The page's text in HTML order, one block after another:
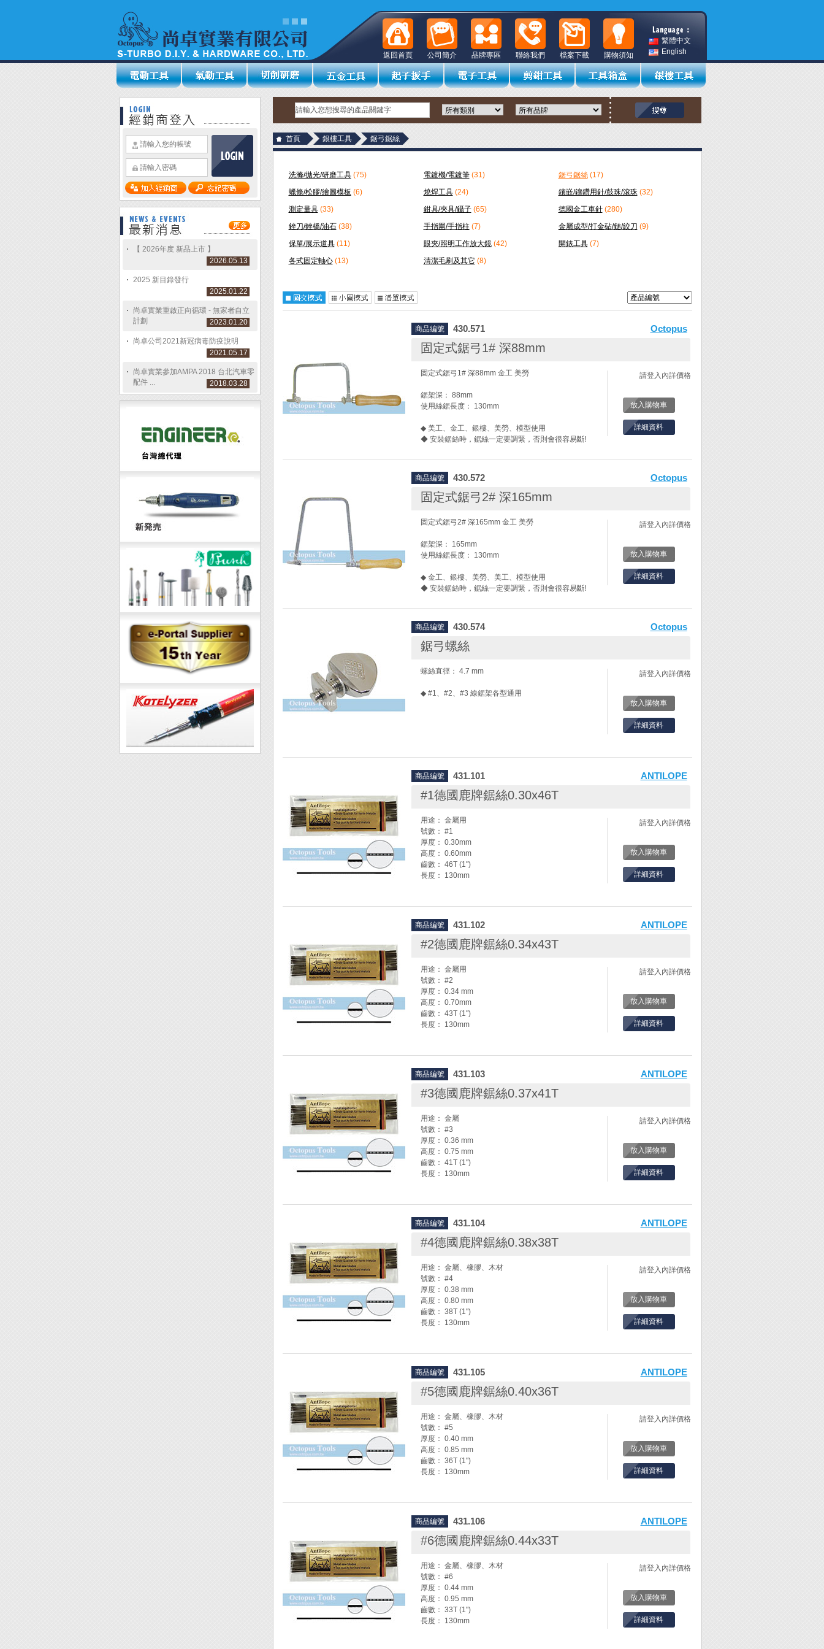
繁體中文
English
購物須知
檔案下載
聯絡我們
品牌專區
公司簡介
返回首頁
【 2026年度 新品上市 】
2026.05.13
2025 新目錄發行
2025.01.22
尚卓實業重啟正向循環 - 無家者自立
計劃
2023.01.20
尚卓公司2021新冠病毒防疫說明
2021.05.17
尚卓實業參加AMPA 2018 台北汽車零
配件 ...
2018.03.28
首頁 銀樓工具 鋸弓鋸絲
洗滌/拋光/研磨工具 (75) 電鍍機/電鍍筆 (31) 鋸弓鋸絲 (17)
蠟條/松膠/繪圖模板 (6) 燒焊工具 (24) 鑲嵌/鑲鑽用針/鼓珠/滾珠 (32)
測定量具 (33) 鉗具/夾具/鑷子 (65) 德國金工車針 (280)
銼刀/銼橋/油石 (38) 手指圍/手指柱 (7) 金屬成型/打金砧/鎚/絞刀 (9)
保單/展示道具 (11) 眼夾/照明工作放大鏡 (42) 開錶工具 (7)
各式固定軸心 (13) 清潔毛刷及其它 (8)
Octopus
商品編號 430.571
固定式鋸弓1# 深88mm
固定式鋸弓1# 深88mm 金工 美勞
鋸架深： 88mm
使用絲鋸長度： 130mm
◆ 美工、金工、銀樓、美勞、模型使用
◆ 安裝鋸絲時，鋸絲一定要調緊，否則會很容易斷!
鋸絲安裝方法:
1.先將活動鋸弓調整到配合鋸絲長度的間距。(固定式鋸
弓則不需調整)
2.鬆開鋸弓上下端的固定螺絲。
3.將鋸絲(條)放入鋸弓上下端鐵片處夾入。
4.將鋸弓手柄抵在胸肩處，稍微往前壓。
5.調整鋸絲位置，並鎖緊鋸弓上下端的固定螺絲。
7.待螺絲旋緊後，即可放鬆手部姿勢。此時鋸弓會自然
擴張，鋸條會自然繃緊。
8.可撥動鋸絲來辨認鬆緊度，聲音越清脆表示鋸絲越緊
繃。
請登入內詳價格
放入購物車
詳細資料
Octopus
商品編號 430.572
固定式鋸弓2# 深165mm
固定式鋸弓2# 深165mm 金工 美勞
鋸架深： 165mm
使用絲鋸長度： 130mm
◆ 金工、銀樓、美勞、美工、模型使用
◆ 安裝鋸絲時，鋸絲一定要調緊，否則會很容易斷!
鋸絲安裝方法:
1.先將活動鋸弓調整到配合鋸絲長度的間距。(固定式鋸
弓則不需調整)
2.鬆開鋸弓上下端的固定螺絲。
3.將鋸絲(條)放入鋸弓上下端鐵片處夾入。
4.將鋸弓手柄抵在胸肩處，稍微往前壓。
5.調整鋸絲位置，並鎖緊鋸弓上下端的固定螺絲。
7.待螺絲旋緊後，即可放鬆手部姿勢。此時鋸弓會自然
擴張，鋸條會自然繃緊。
請登入內詳價格
放入購物車
詳細資料
Octopus
商品編號 430.574
鋸弓螺絲
螺絲直徑： 4.7 mm
◆ #1、#2、#3 線鋸架各型通用
請登入內詳價格
放入購物車
詳細資料
ANTILOPE
商品編號 431.101
#1德國鹿牌鋸絲0.30x46T
用途： 金屬用
號數： #1
厚度： 0.30mm
高度： 0.60mm
齒數： 46T (1")
長度： 130mm
◆ 安裝鋸條時，鋸條一定要調緊，否則會很容易斷!
鋸絲安裝方法:
1.先將活動鋸弓調整到配合鋸絲長度的間距。(固定式鋸
弓則不需調整)
2.鬆開鋸弓上下端的固定螺絲。
3.將鋸絲(條)放入鋸弓上下端鐵片處夾入。
4.將鋸弓手柄抵在胸肩處，稍微往前壓。
5.調整鋸絲位置，並鎖緊鋸弓上下端的固定螺絲。
6.待螺絲旋緊後，即可放鬆手部姿勢。此時鋸弓會自然
擴張，鋸條會自然繃緊。
7.可撥動鋸絲來辨認鬆緊度，聲音越清脆表示鋸絲越緊
請登入內詳價格
放入購物車
詳細資料
ANTILOPE
商品編號 431.102
#2德國鹿牌鋸絲0.34x43T
用途： 金屬用
號數： #2
厚度： 0.34 mm
高度： 0.70mm
齒數： 43T (1")
長度： 130mm
◆ 安裝鋸條時，鋸條一定要調緊，否則會很容易斷!
鋸絲安裝方法:
1.先將活動鋸弓調整到配合鋸絲長度的間距。(固定式鋸
弓則不需調整)
2.鬆開鋸弓上下端的固定螺絲。
3.將鋸絲(條)放入鋸弓上下端鐵片處夾入。
4.將鋸弓手柄抵在胸肩處，稍微往前壓。
5.調整鋸絲位置，並鎖緊鋸弓上下端的固定螺絲。
6.待螺絲旋緊後，即可放鬆手部姿勢。此時鋸弓會自然
擴張，鋸條會自然繃緊。
7.可撥動鋸絲來辨認鬆緊度，聲音越清脆表示鋸絲越緊
請登入內詳價格
放入購物車
詳細資料
ANTILOPE
商品編號 431.103
#3德國鹿牌鋸絲0.37x41T
用途： 金屬
號數： #3
厚度： 0.36 mm
高度： 0.75 mm
齒數： 41T (1")
長度： 130mm
◆ 安裝鋸條時，鋸條一定要調緊，否則會很容易斷!
鋸絲安裝方法:
1.先將活動鋸弓調整到配合鋸絲長度的間距。(固定式鋸
弓則不需調整)
2.鬆開鋸弓上下端的固定螺絲。
3.將鋸絲(條)放入鋸弓上下端鐵片處夾入。
4.將鋸弓手柄抵在胸肩處，稍微往前壓。
5.調整鋸絲位置，並鎖緊鋸弓上下端的固定螺絲。
6.待螺絲旋緊後，即可放鬆手部姿勢。此時鋸弓會自然
擴張，鋸條會自然繃緊。
7.可撥動鋸絲來辨認鬆緊度，聲音越清脆表示鋸絲越緊
請登入內詳價格
放入購物車
詳細資料
ANTILOPE
商品編號 431.104
#4德國鹿牌鋸絲0.38x38T
用途： 金屬、橡膠、木材
號數： #4
厚度： 0.38 mm
高度： 0.80 mm
齒數： 38T (1")
長度： 130mm
◆ 安裝鋸條時，鋸條一定要調緊，否則會很容易斷!
鋸絲安裝方法：
1.先將活動鋸弓調整到配合鋸絲長度的間距。(固定式鋸
弓則不需調整)
2.鬆開鋸弓上下端的固定螺絲。
3.將鋸絲(條)放入鋸弓上下端鐵片處夾入。
4.將鋸弓手柄抵在胸肩處，稍微往前壓。
5.調整鋸絲位置，並鎖緊鋸弓上下端的固定螺絲。
6.待螺絲旋緊後，即可放鬆手部姿勢。此時鋸弓會自然
擴張，鋸條會自然繃緊。
請登入內詳價格
放入購物車
詳細資料
ANTILOPE
商品編號 431.105
#5德國鹿牌鋸絲0.40x36T
用途： 金屬、橡膠、木材
號數： #5
厚度： 0.40 mm
高度： 0.85 mm
齒數： 36T (1")
長度： 130mm
◆ 安裝鋸條時，鋸條一定要調緊，否則會很容易斷!
鋸絲安裝方法:
1.先將活動鋸弓調整到配合鋸絲長度的間距。(固定式鋸
弓則不需調整)
2.鬆開鋸弓上下端的固定螺絲。
3.將鋸絲(條)放入鋸弓上下端鐵片處夾入。
4.將鋸弓手柄抵在胸肩處，稍微往前壓。
5.調整鋸絲位置，並鎖緊鋸弓上下端的固定螺絲。
6.待螺絲旋緊後，即可放鬆手部姿勢。此時鋸弓會自然
擴張，鋸條會自然繃緊。
7.可撥動鋸絲來辨認鬆緊度，聲音越清脆表示鋸絲越緊
請登入內詳價格
放入購物車
詳細資料
ANTILOPE
商品編號 431.106
#6德國鹿牌鋸絲0.44x33T
用途： 金屬、橡膠、木材
號數： #6
厚度： 0.44 mm
高度： 0.95 mm
齒數： 33T (1")
長度： 130mm
請登入內詳價格
放入購物車
詳細資料